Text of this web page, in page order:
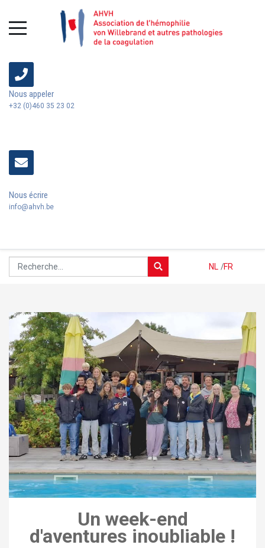
Nous appeler
+32 (0)460 35 23 02
Nous écrire
info@ahvh.be
NL FR
/
Un week-end
d'aventures inoubliable !